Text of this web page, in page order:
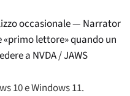
occasionale — Narrator
lettore» quando un
a NVDA / JAWS
10 e Windows 11.